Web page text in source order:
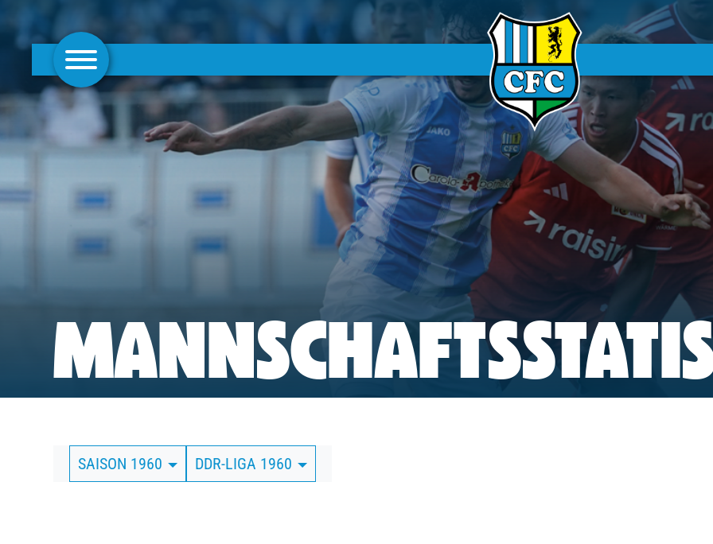
AKTUELLES
FRAUEN
CLUBMITGLIEDSCHAFT
BUSINESS
SÜDKURVE
TICKETING
SAISON 1960 DDR-LIGA 1960